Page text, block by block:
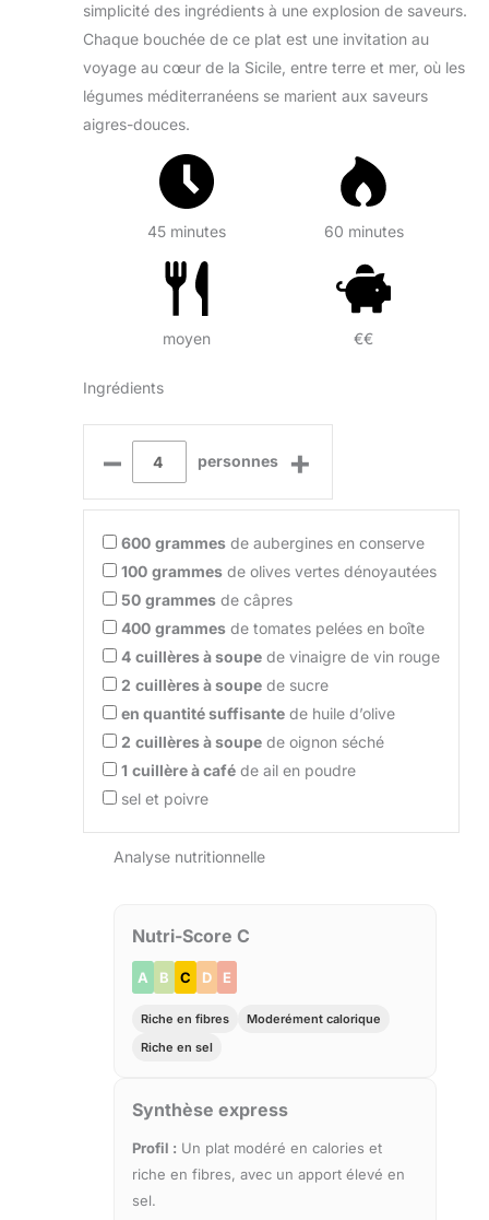
simplicité des ingrédients à une explosion de saveurs.
Chaque bouchée de ce plat est une invitation au
voyage au cœur de la Sicile, entre terre et mer, où les
légumes méditerranéens se marient aux saveurs
aigres-douces.
45 minutes 60 minutes
moyen €€
Ingrédients
– personnes +
600 grammes de aubergines en conserve
100 grammes de olives vertes dénoyautées
50 grammes de câpres
400 grammes de tomates pelées en boîte
4 cuillères à soupe de vinaigre de vin rouge
2 cuillères à soupe de sucre
en quantité suffisante de huile d’olive
2 cuillères à soupe de oignon séché
1 cuillère à café de ail en poudre
sel et poivre
Analyse nutritionnelle
Nutri-Score C
A B C D E
Riche en fibres
Moderément calorique
Riche en sel
Synthèse express
Profil : Un plat modéré en calories et
riche en fibres, avec un apport élevé en
sel.